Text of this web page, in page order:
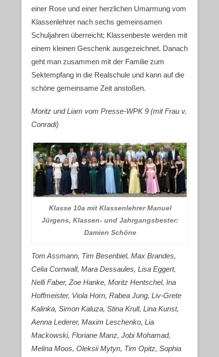
einer Rose und einer herzlichen Umarmung vom
Klassenlehrer nach sechs gemeinsamen
Schuljahren überreicht; Klassenbeste werden mit
einem kleinen Geschenk ausgezeichnet. Danach
geht man zusammen mit der Familie zum
Sektempfang in die Realschule und kann auf die
schöne gemeinsame Zeit anstoßen.
Moritz und Liam vom Presse-WPK 9 (mit Frau v.
Conradi)
Klasse 10a mit Klassenlehrer Manuel
Jürgens, Klassen- und Jahrgangsbester:
Damien Schöne
Tom Assmann, Tim Besenbiel, Max Brandes,
Celia Cornwall, Mara Dessaules, Lisa Eggert,
Nelli Faber, Zoe Hanke, Moritz Hentschel, Ina
Hoffmeister, Viola Horn, Rabea Jung, Liv-Grete
Kalinka, Simon Kaluza, Stina Krull, Lina Kunst,
Aenna Lederer, Maxim Leschenko, Lia
Mackowski, Floriane Manz, Jobi Mohamad,
Melina Moos, Oleksii Mytyn, Tim Opitz, Sophia